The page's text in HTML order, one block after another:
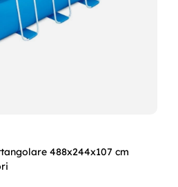
488x244x107 cm